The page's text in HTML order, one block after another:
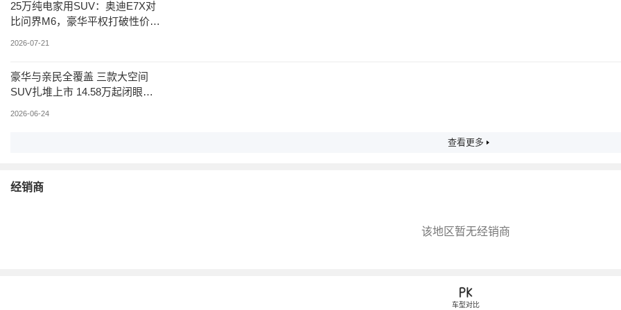
25万纯电家用SUV：奥迪E7X对
比问界M6，豪华平权打破性价比
2026-07-21
豪华与亲民全覆盖 三款大空间
SUV扎堆上市 14.58万起闭眼可
2026-06-24
查看更多
经销商
该地区暂无经销商
车型对比